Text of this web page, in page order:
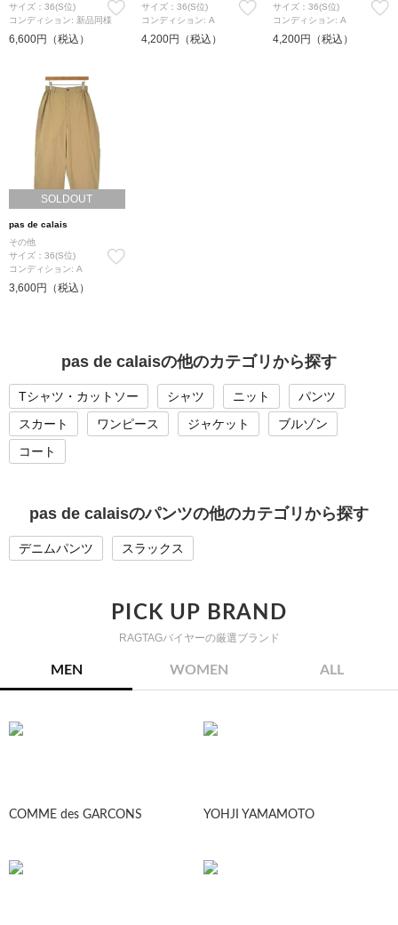
サイズ：36(S位)
コンディション: 新品同様
6,600円（税込）
サイズ：36(S位)
コンディション: A
4,200円（税込）
サイズ：36(S位)
コンディション: A
4,200円（税込）
SOLDOUT
pas de calais
その他
サイズ：36(S位)
コンディション: A
3,600円（税込）
pas de calaisの他のカテゴリから探す
Tシャツ・カットソー シャツ ニット
パンツ
スカート
ワンピース ジャケット
ブルゾン
コート
pas de calaisのパンツの他のカテゴリから探す
デニムパンツ スラックス
PICK UP BRAND
RAGTAGバイヤーの厳選ブランド
MEN WOMEN ALL
COMME des GARCONS YOHJI YAMAMOTO